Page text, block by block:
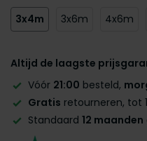
3x4m
3x6m 4x6m
Altijd de laagste
Vóór 21:00 besteld,
Gratis retourneren, tot
Standaard 12 maanden